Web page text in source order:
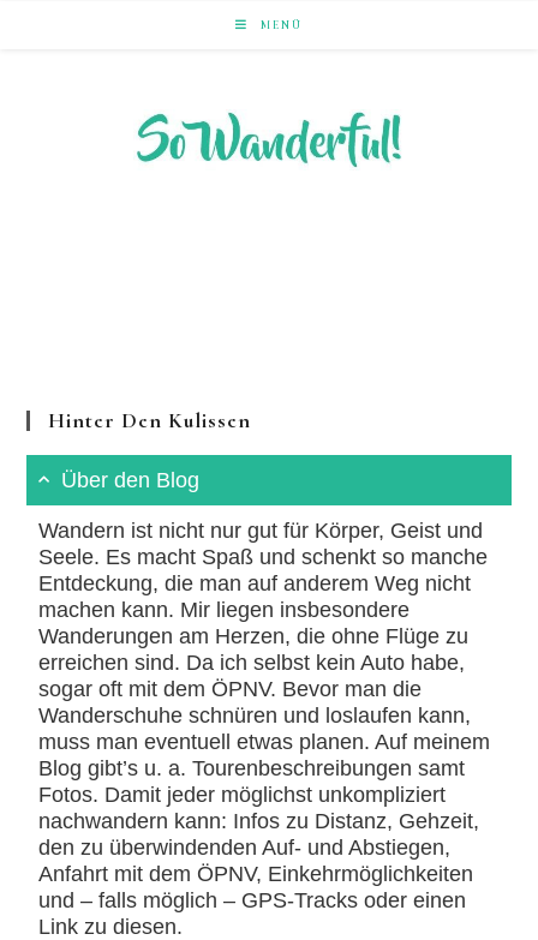
MENÜ
Hinter Den Kulissen
Über den Blog
Wandern ist nicht nur gut für Körper, Geist und
Seele. Es macht Spaß und schenkt so manche
Entdeckung, die man auf anderem Weg nicht
machen kann. Mir liegen insbesondere
Wanderungen am Herzen, die ohne Flüge zu
erreichen sind. Da ich selbst kein Auto habe,
sogar oft mit dem ÖPNV. Bevor man die
Wanderschuhe schnüren und loslaufen kann,
muss man eventuell etwas planen. Auf meinem
Blog gibt’s u. a. Tourenbeschreibungen samt
Fotos. Damit jeder möglichst unkompliziert
nachwandern kann: Infos zu Distanz, Gehzeit,
den zu überwindenden Auf- und Abstiegen,
Anfahrt mit dem ÖPNV, Einkehrmöglichkeiten
und – falls möglich – GPS-Tracks oder einen
Link zu diesen.